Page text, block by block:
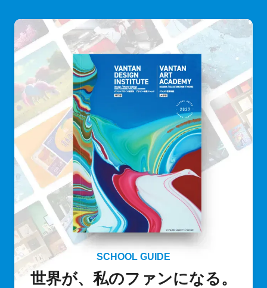
SCHOOL GUIDE
世界が、私のファンになる。